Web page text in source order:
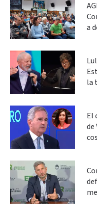
a
la
El
de